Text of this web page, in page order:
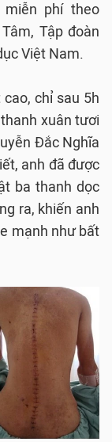
miễn phí theo
Tập đoàn
Việt Nam.
chỉ sau 5h
xuân tươi
Đắc Nghĩa
anh đã được
ba thanh dọc
ra, khiến anh
mạnh như bất